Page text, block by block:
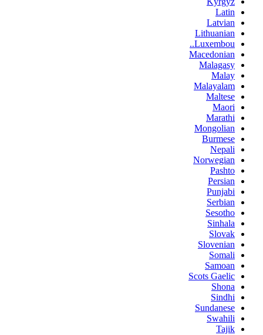
Latin
Latvian
Lithuanian
Luxembou..
Macedonian
Malagasy
Malay
Malayalam
Maltese
Maori
Marathi
Mongolian
Burmese
Nepali
Norwegian
Pashto
Persian
Punjabi
Serbian
Sesotho
Sinhala
Slovak
Slovenian
Somali
Samoan
Scots Gaelic
Shona
Sindhi
Sundanese
Swahili
Tajik